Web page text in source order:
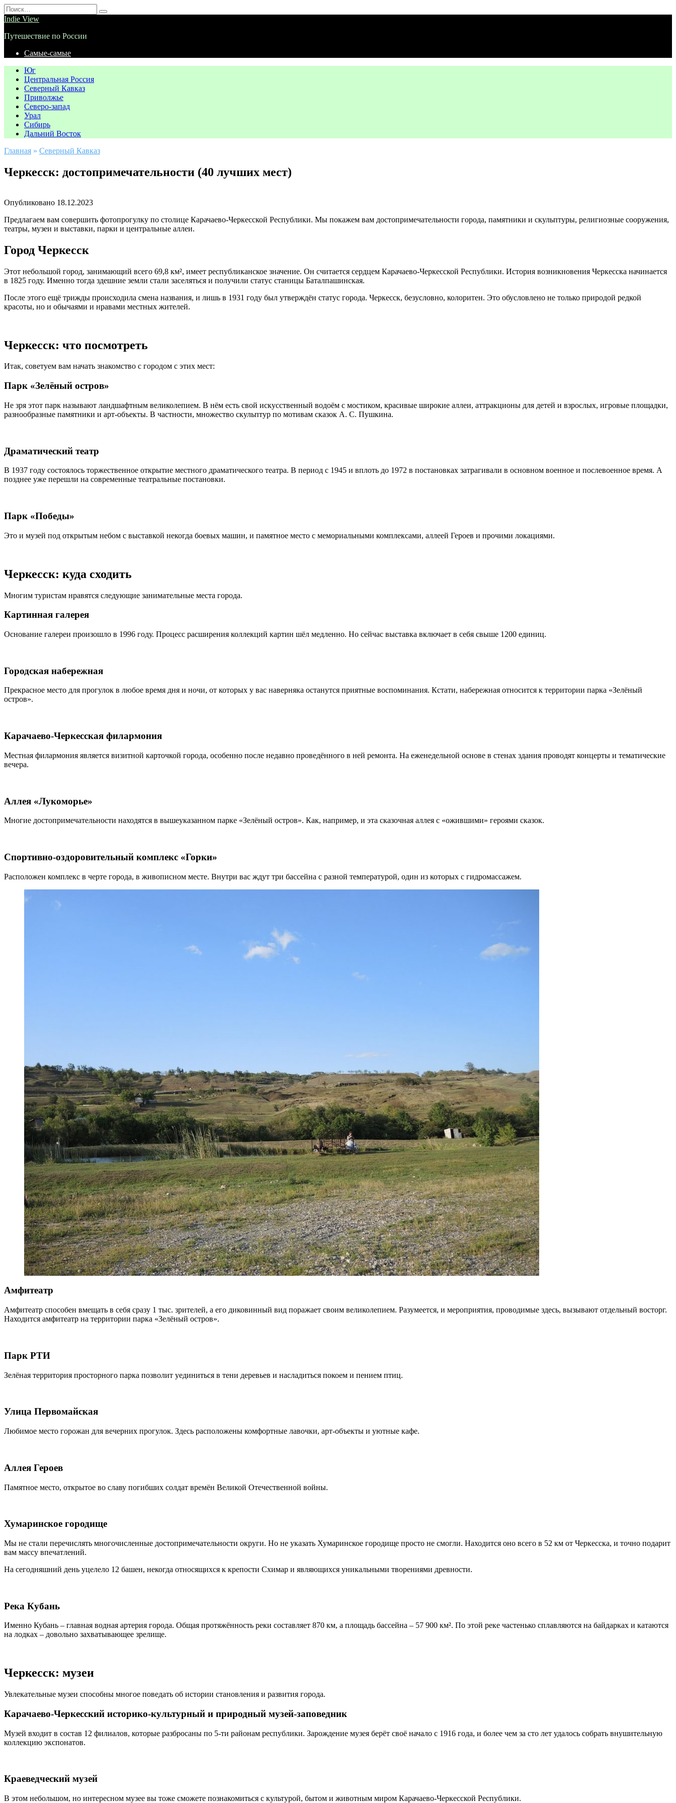
Перейти
к
Search
for:
Indie View
Путешествие по России
Самые-самые
Юг
Центральная Россия
Северный Кавказ
Приволжье
Северо-запад
Урал
Сибирь
Дальний Восток
Главная » Северный Кавказ
Черкесск: достопримечательности (40 лучших мест)
Опубликовано 18.12.2023
Предлагаем вам совершить фотопрогулку по столице Карачаево-Черкесской Республики. Мы покажем вам достопримечательности города, памятники и скульптуры, религиозные сооружения,
театры, музеи и выставки, парки и центральные аллеи.
Город Черкесск
Этот небольшой город, занимающий всего 69,8 км², имеет республиканское значение. Он считается сердцем Карачаево-Черкесской Республики. История возникновения Черкесска начинается
в 1825 году. Именно тогда здешние земли стали заселяться и получили статус станицы Баталпашинская.
После этого ещё трижды происходила смена названия, и лишь в 1931 году был утверждён статус города. Черкесск, безусловно, колоритен. Это обусловлено не только природой редкой
красоты, но и обычаями и нравами местных жителей.
Черкесск: что посмотреть
Итак, советуем вам начать знакомство с городом с этих мест:
Парк «Зелёный остров»
Не зря этот парк называют ландшафтным великолепием. В нём есть свой искусственный водоём с мостиком, красивые широкие аллеи, аттракционы для детей и взрослых, игровые площадки,
разнообразные памятники и арт-объекты. В частности, множество скульптур по мотивам сказок А. С. Пушкина.
Драматический театр
В 1937 году состоялось торжественное открытие местного драматического театра. В период с 1945 и вплоть до 1972 в постановках затрагивали в основном военное и послевоенное время. А
позднее уже перешли на современные театральные постановки.
Парк «Победы»
Это и музей под открытым небом с выставкой некогда боевых машин, и памятное место с мемориальными комплексами, аллеей Героев и прочими локациями.
Черкесск: куда сходить
Многим туристам нравятся следующие занимательные места города.
Картинная галерея
Основание галереи произошло в 1996 году. Процесс расширения коллекций картин шёл медленно. Но сейчас выставка включает в себя свыше 1200 единиц.
Городская набережная
Прекрасное место для прогулок в любое время дня и ночи, от которых у вас наверняка останутся приятные воспоминания. Кстати, набережная относится к территории парка «Зелёный
остров».
Карачаево-Черкесская филармония
Местная филармония является визитной карточкой города, особенно после недавно проведённого в ней ремонта. На еженедельной основе в стенах здания проводят концерты и тематические
вечера.
Аллея «Лукоморье»
Многие достопримечательности находятся в вышеуказанном парке «Зелёный остров». Как, например, и эта сказочная аллея с «ожившими» героями сказок.
Спортивно-оздоровительный комплекс «Горки»
Расположен комплекс в черте города, в живописном месте. Внутри вас ждут три бассейна с разной температурой, один из которых с гидромассажем.
Амфитеатр
Амфитеатр способен вмещать в себя сразу 1 тыс. зрителей, а его диковинный вид поражает своим великолепием. Разумеется, и мероприятия, проводимые здесь, вызывают отдельный восторг.
Находится амфитеатр на территории парка «Зелёный остров».
Парк РТИ
Зелёная территория просторного парка позволит уединиться в тени деревьев и насладиться покоем и пением птиц.
Улица Первомайская
Любимое место горожан для вечерних прогулок. Здесь расположены комфортные лавочки, арт-объекты и уютные кафе.
Аллея Героев
Памятное место, открытое во славу погибших солдат времён Великой Отечественной войны.
Хумаринское городище
Мы не стали перечислять многочисленные достопримечательности округи. Но не указать Хумаринское городище просто не смогли. Находится оно всего в 52 км от Черкесска, и точно подарит
вам массу впечатлений.
На сегодняшний день уцелело 12 башен, некогда относящихся к крепости Схимар и являющихся уникальными творениями древности.
Река Кубань
Именно Кубань – главная водная артерия города. Общая протяжённость реки составляет 870 км, а площадь бассейна – 57 900 км². По этой реке частенько сплавляются на байдарках и катаются
на лодках – довольно захватывающее зрелище.
Черкесск: музеи
Увлекательные музеи способны многое поведать об истории становления и развития города.
Карачаево-Черкесский историко-культурный и природный музей-заповедник
Музей входит в состав 12 филиалов, которые разбросаны по 5-ти районам республики. Зарождение музея берёт своё начало с 1916 года, и более чем за сто лет удалось собрать внушительную
коллекцию экспонатов.
Краеведческий музей
В этом небольшом, но интересном музее вы тоже сможете познакомиться с культурой, бытом и животным миром Карачаево-Черкесской Республики.